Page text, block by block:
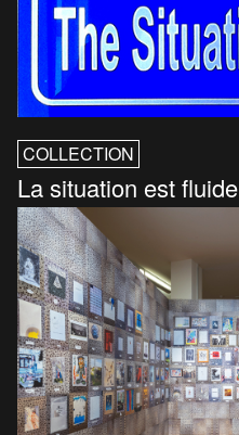
COLLECTION
La situation est fluide